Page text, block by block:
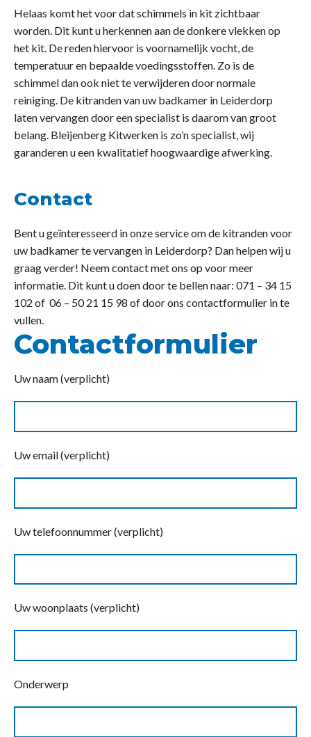
Helaas komt het voor dat schimmels in kit zichtbaar
worden. Dit kunt u herkennen aan de donkere vlekken op
het kit. De reden hiervoor is voornamelijk vocht, de
temperatuur en bepaalde voedingsstoffen. Zo is de
schimmel dan ook niet te verwijderen door normale
reiniging. De kitranden van uw badkamer in Leiderdorp
laten vervangen door een specialist is daarom van groot
belang. Bleijenberg Kitwerken is zo’n specialist, wij
garanderen u een kwalitatief hoogwaardige afwerking.
Contact
Bent u geïnteresseerd in onze service om de kitranden voor
uw badkamer te vervangen in Leiderdorp? Dan helpen wij u
graag verder! Neem contact met ons op voor meer
informatie. Dit kunt u doen door te bellen naar: 071 – 34 15
102 of 06 – 50 21 15 98 of door ons contactformulier in te
vullen.
Contactformulier
Uw naam (verplicht)
Uw email (verplicht)
Uw telefoonnummer (verplicht)
Uw woonplaats (verplicht)
Onderwerp